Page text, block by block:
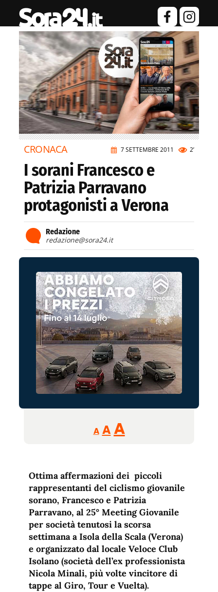
7 SETTEMBRE 2011 2’
CRONACA
I sorani Francesco e
Patrizia Parravano
protagonisti a Verona
Redazione
redazione@sora24.it
A
Reducir
tamaño
A Restablecer
fuente
AAumentar
de
fuente.
Ottima affermazioni dei piccoli
rappresentanti del ciclismo giovanile
sorano, Francesco e Patrizia
Parravano, al 25° Meeting Giovanile
per società tenutosi la scorsa
settimana a Isola della Scala (Verona)
e organizzato dal locale Veloce Club
Isolano (società dell’ex professionista
Nicola Minali, più volte vincitore di
tappe al Giro, Tour e Vuelta).